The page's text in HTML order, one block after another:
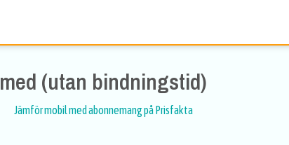
med (utan bindningstid)
Jämför mobil med abonnemang på Prisfakta